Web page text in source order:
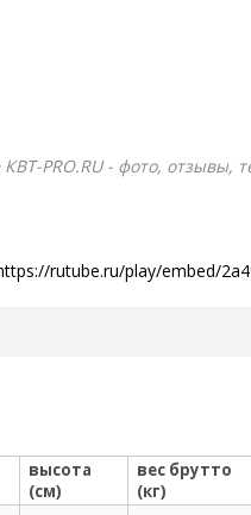
PRO.RU - фото, отзывы,
rutube.ru/play/embed/
высота
(см)
вес брутто
(кг)